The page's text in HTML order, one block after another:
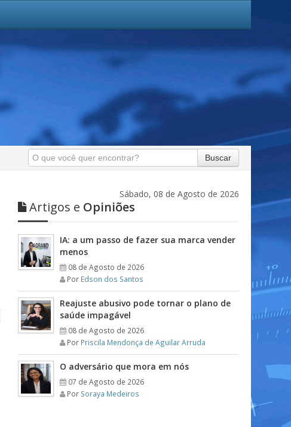
Buscar
Sábado, 08 de Agosto de 2026
Artigos e Opiniões
IA: a um passo de fazer sua marca vender
menos
08 de Agosto de 2026
Por Edson dos Santos
Reajuste abusivo pode tornar o plano de
saúde impagável
08 de Agosto de 2026
Por Priscila Mendonça de Aguilar Arruda
O adversário que mora em nós
07 de Agosto de 2026
Por Soraya Medeiros